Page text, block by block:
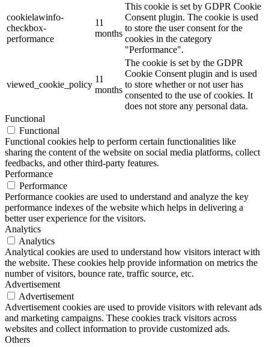
cookielawinfo-
checkbox-
performance
11
months
This cookie is set by GDPR Cookie
Consent plugin. The cookie is used
to store the user consent for the
cookies in the category
"Performance".
viewed_cookie_policy
11
months
The cookie is set by the GDPR
Cookie Consent plugin and is used
to store whether or not user has
consented to the use of cookies. It
does not store any personal data.
Functional
Functional
Functional cookies help to perform certain functionalities like
sharing the content of the website on social media platforms, collect
feedbacks, and other third-party features.
Performance
Performance
Performance cookies are used to understand and analyze the key
performance indexes of the website which helps in delivering a
better user experience for the visitors.
Analytics
Analytics
Analytical cookies are used to understand how visitors interact with
the website. These cookies help provide information on metrics the
number of visitors, bounce rate, traffic source, etc.
Advertisement
Advertisement
Advertisement cookies are used to provide visitors with relevant ads
and marketing campaigns. These cookies track visitors across
websites and collect information to provide customized ads.
Others